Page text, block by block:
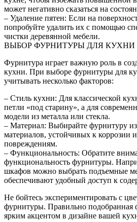
может негативно сказаться на
– Удаление пятен: Если на
попробуйте удалить их с помощью
чистки деревянной мебели.
ВЫБОР ФУРНИТУРЫ ДЛЯ КУХНИ
Фурнитура играет важную роль в
кухни. При выборе фурнитуры для
учитывать несколько факторов:
– Стиль кухни: Для классической
петли «под старину», а для
модели из металла или стекла.
– Материал: Выбирайте фурнитуру
материалов, устойчивых к коррозии
повреждениям.
– Функциональность: Обратите
функциональность фурнитуры.
шкафов можно выбрать подъемные
обеспечивают удобный доступ к
Не бойтесь экспериментировать с
фурнитуры. Правильно подобранная
ярким акцентом в дизайне вашей